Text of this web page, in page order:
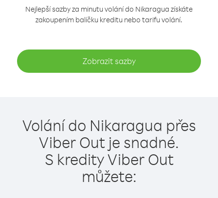
Nejlepší sazby za minutu volání do Nikaragua získáte
zakoupením balíčku kreditu nebo tarifu volání.
Zobrazit sazby
Volání do Nikaragua přes
Viber Out je snadné.
S kredity Viber Out
můžete: